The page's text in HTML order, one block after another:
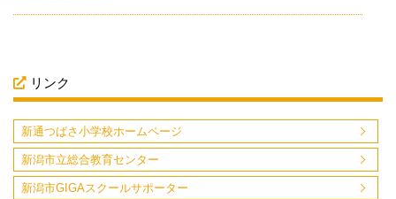
リンク
新通つばさ小学校ホームページ
新潟市立総合教育センター
新潟市GIGAスクールサポーター